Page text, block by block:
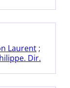
Laurent ;
Dir.